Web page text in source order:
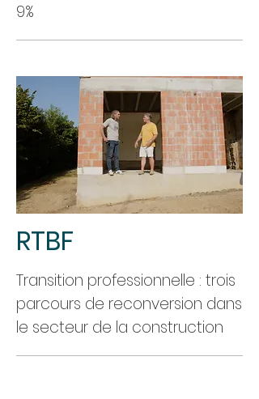
9%
RTBF
Transition professionnelle : trois
parcours de reconversion dans
le secteur de la construction